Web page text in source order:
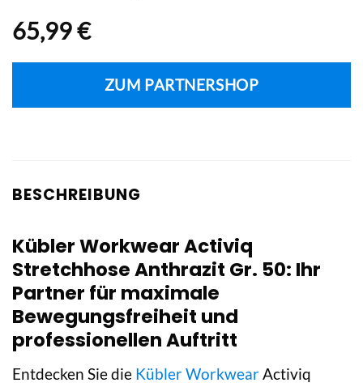
65,99€
ZUM PARTNERSHOP
BESCHREIBUNG
Kübler Workwear Activiq
Stretchhose Anthrazit Gr. 50: Ihr
Partner für maximale
Bewegungsfreiheit und
professionellen Auftritt
Entdecken Sie die Kübler WorkwearActiviq